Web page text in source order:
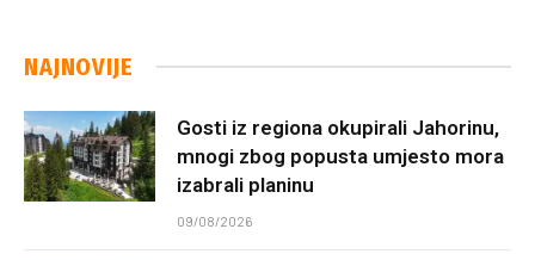
NAJNOVIJE
Gosti iz regiona okupirali Jahorinu,
mnogi zbog popusta umjesto mora
izabrali planinu
09/08/2026